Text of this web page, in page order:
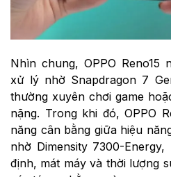
Nhìn chung, OPPO
xử lý nhờ Snapdragon 7
thường xuyên chơi game
nặng. Trong khi đó, OPPO
năng cân bằng giữa hiệu
nhờ Dimensity 7300-
định, mát máy và thời lượng